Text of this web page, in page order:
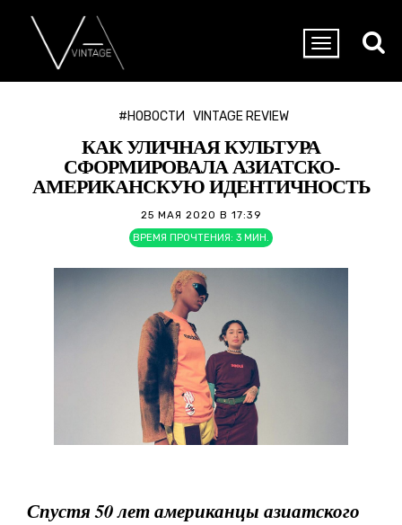
#НОВОСТИ VINTAGE REVIEW
КАК УЛИЧНАЯ КУЛЬТУРА
СФОРМИРОВАЛА АЗИАТСКО-
АМЕРИКАНСКУЮ ИДЕНТИЧНОСТЬ
25 МАЯ 2020 В 17:39
ВРЕМЯ ПРОЧТЕНИЯ: 3 МИН.
Спустя 50 лет американцы азиатского